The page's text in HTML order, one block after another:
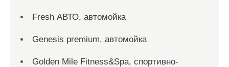
Fresh АВТО, автомойка
Genesis premium, автомойка
Golden Mile Fitness&Spa, спортивно-